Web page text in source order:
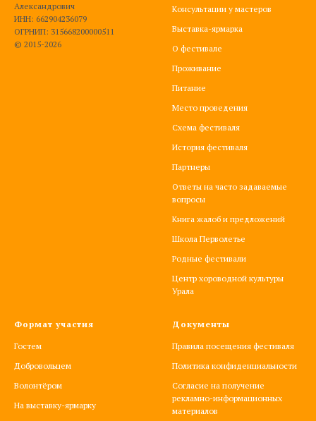
Александрович
ИНН: 662904236079
ОГРНИП: 315668200000511
© 2015-2026
Консультации у мастеров
Выставка-ярмарка
О фестивале
Проживание
Питание
Место проведения
Схема фестиваля
История фестиваля
Партнеры
Ответы на часто задаваемые
вопросы
Книга жалоб и предложений
Школа Перволетье
Родные фестивали
Центр хороводной культуры
Урала
Формат участия
Гостем
Добровольцем
Волонтёром
На выставку-ярмарку
Документы
Правила посещения фестиваля
Политика конфиденциальности
Согласие на получение
рекламно-информационных
материалов